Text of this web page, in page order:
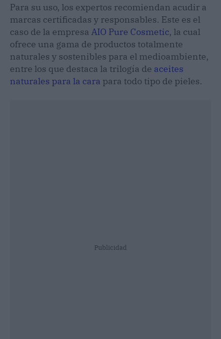
Para su uso, los expertos recomiendan acudir a
marcas certificadas y responsables. Este es el
caso de la empresa AIO Pure Cosmetic, la cual
ofrece una gama de productos totalmente
naturales y sostenibles para el medioambiente,
entre los que destaca la trilogía de aceites
naturales para la cara para todo tipo de pieles.
Publicidad